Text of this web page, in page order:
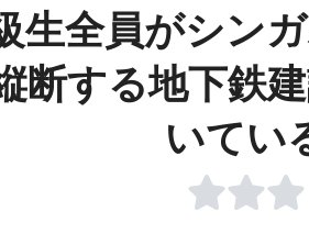
生全員がシン
断する地下鉄
いてい